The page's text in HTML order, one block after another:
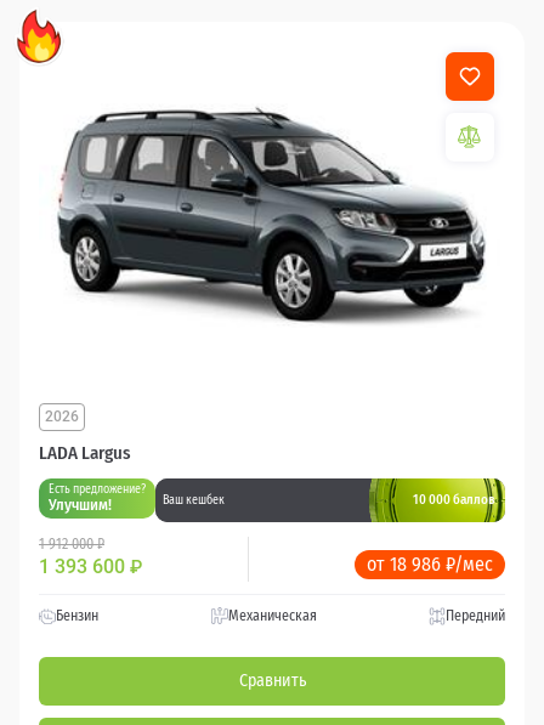
LADA Largus
2026
Есть предложение?
Улучшим! Ваш кешбек 10 000 баллов
1 912 000 ₽
1 393 600 ₽ от 18 986 ₽/мес
Бензин Механическая Передний
Сравнить